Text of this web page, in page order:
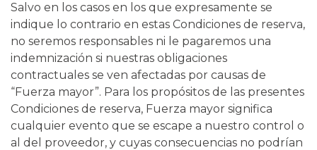
Salvo en los casos en los que expresamente se
indique lo contrario en estas Condiciones de reserva,
no seremos responsables ni le pagaremos una
indemnización si nuestras obligaciones
contractuales se ven afectadas por causas de
“Fuerza mayor”. Para los propósitos de las presentes
Condiciones de reserva, Fuerza mayor significa
cualquier evento que se escape a nuestro control o
al del proveedor, y cuyas consecuencias no podrían